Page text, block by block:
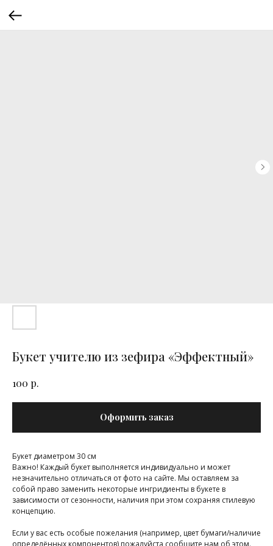
Букет учителю из зефира «Эффектный»
100 р.
Оформить заказ
Букет диаметром 30 см
Важно! Каждый букет выполняется индивидуально и может
незначительно отличаться от фото на сайте. Мы оставляем за
собой право заменить некоторые ингридиенты в букете в
зависимости от сезонности, наличия при этом сохраняя стилевую
концепцию.
Если у вас есть особые пожелания (например, цвет бумаги/наличие
определённых компонентов) пожалуйста сообщите нам об этом.